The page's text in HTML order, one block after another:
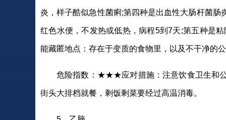
炎，样子酷似急性菌痢;第四种是出血性大肠杆菌
红色水便，不发热或低热，病程5到7天;第五种是
能藏匿地点：存在于变质的食物里，以及不干净的
危险指数：★★★应对措施：注意饮食卫生和
街头大排档就餐，剩饭剩菜要经过高温消毒。